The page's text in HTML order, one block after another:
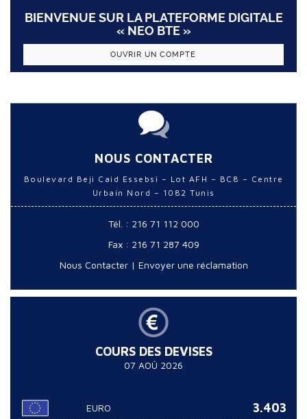
BIENVENUE SUR LA PLATEFORME DIGITALE
« NEO BTE »
OUVRIR UN COMPTE
NOUS CONTACTER
Boulevard Beji Caid Essebsi – Lot AFH – BC8 – Centre
Urbain Nord – 1082 Tunis
Tél. : 216 71 112 000
Fax : 216 71 287 409
Nous Contacter| Envoyer une réclamation
COURS DES DEVISES
07 AOÛ 2026
EURO 3.403